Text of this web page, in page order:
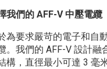
我們的 AFF-V 中壓電纜
為要求嚴苛的電子和自
。我們的 AFF-V 設計融
構，直徑最小可達 3 毫